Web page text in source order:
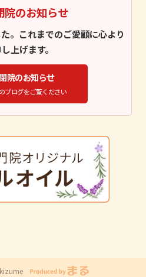
院のお知らせ
。これまでのご愛顧に心より
上げます。
院のお知らせ
ブログをご覧ください